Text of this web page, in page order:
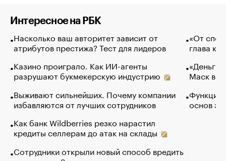
Интересное на РБК
Насколько ваш авторитет зависит от
атрибутов престижа? Тест для лидеров
Казино проиграло. Как ИИ-агенты
разрушают букмекерскую индустрию
Выживают сильнейших. Почему компании
избавляются от лучших сотрудников
Как банк Wildberries резко нарастил
кредиты селлерам до атак на склады
Сотрудники открыли новый способ вредить
«От
глава
«Деньги
Маск в
Функции
основ